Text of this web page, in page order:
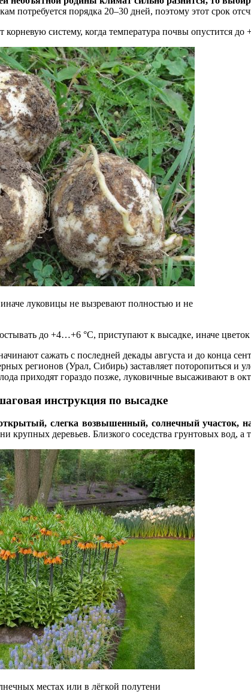
потребуется порядка 20–30 дней, поэтому этот срок
корневую систему, когда температура почвы опустится
луковицы не вызревают полностью и не
до +4…+6 °C, приступают к высадке, иначе
сажать с последней декады августа и до конца
регионов (Урал, Сибирь) заставляет поторопиться и
приходят гораздо позже, луковичные высаживают в
инструкция по высадке
слегка возвышенный, солнечный участок,
крупных деревьев. Близкого соседства грунтовых вод,
местах или в лёгкой полутени